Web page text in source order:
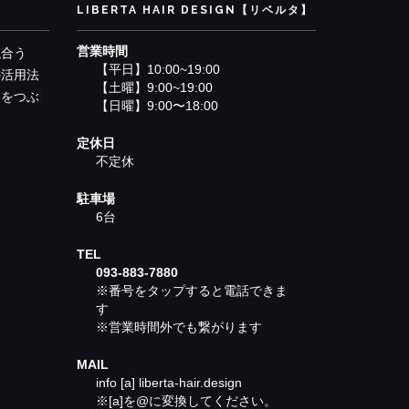
う
用法
つぶ
LIBERTA HAIR DESIGN【リベルタ】
営業時間
【平日】10:00~19:00
【土曜】9:00~19:00
【日曜】9:00〜18:00
定休日
不定休
駐車場
6台
TEL
093-883-7880
※番号をタップすると電話できま
す
※営業時間外でも繋がります
MAIL
info [a] liberta-hair.design
※[a]を@に変換してください。